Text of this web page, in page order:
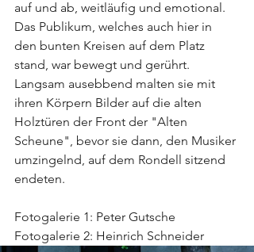
auf und ab, weitläufig und emotional.
Das Publikum, welches auch hier in
den bunten Kreisen auf dem Platz
stand, war bewegt und gerührt.
Langsam ausebbend malten sie mit
ihren Körpern Bilder auf die alten
Holztüren der Front der "Alten
Scheune", bevor sie dann, den Musiker
umzingelnd, auf dem Rondell sitzend
endeten.
Fotogalerie 1: Peter Gutsche
Fotogalerie 2: Heinrich Schneider